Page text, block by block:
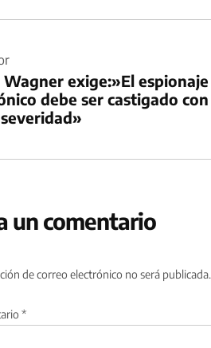
exige:»El espionaje
debe ser castigado con
un comentario
de correo electrónico no será publicada.
*